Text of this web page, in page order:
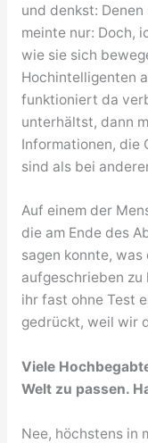
und denkst:
meinte nur: Doch,
wie sie sich
Hochintelligenten
funktioniert da
unterhältst, dann
Informationen, die
sind als bei
Auf einem der
die am Ende des
sagen konnte,
aufgeschrieben zu
ihr fast ohne Test
gedrückt, weil wir
Viele
Welt zu passen.
Nee, höchstens in